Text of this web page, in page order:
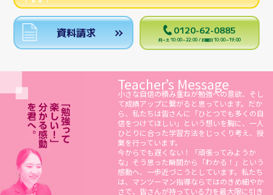
資料請求 0120-62-0885
月～土 10:00～22:00 / 日曜日 10:00～19:00
Teacher’s Message
小さな自信の積み重ねが勉強への意欲、そし
て成績アップに繋がると思っています。だか
ら、私たちは皆さんに「ひとつでも多くの自
信をつけてほしい」という想いを胸に、一人
ひとりに合った学習方法をじっくり考え、授
業を行っています。
今からでも遅くない！「頑張ってみようか
な」そう思った瞬間から「わかる！」という
感動へ、一歩近づこうとしています。私たち
は、マンツーマン指導ならではのきめ細やか
さで、皆さんが持っている力を最大限に引き